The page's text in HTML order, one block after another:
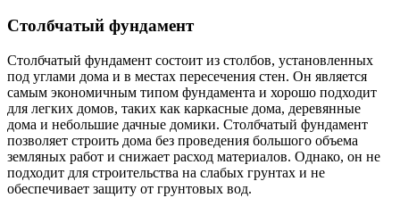
Столбчатый фундамент
Столбчатый фундамент состоит из столбов, установленных
под углами дома и в местах пересечения стен. Он является
самым экономичным типом фундамента и хорошо подходит
для легких домов, таких как каркасные дома, деревянные
дома и небольшие дачные домики. Столбчатый фундамент
позволяет строить дома без проведения большого объема
земляных работ и снижает расход материалов. Однако, он не
подходит для строительства на слабых грунтах и не
обеспечивает защиту от грунтовых вод.